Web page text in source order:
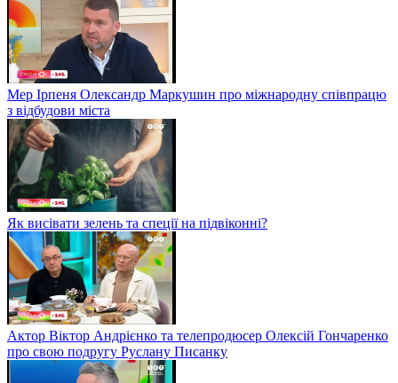
Мер Ірпеня Олександр Маркушин про міжнародну співпрацю
з відбудови міста
Як висівати зелень та спеції на підвіконні?
Актор Віктор Андрієнко та телепродюсер Олексій Гончаренко
про свою подругу Руслану Писанку